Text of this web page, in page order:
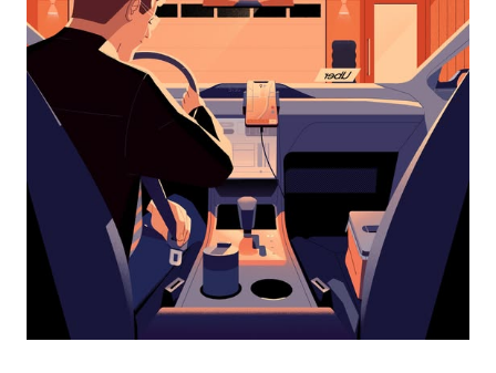
selecionar
uma
data.
Prima
o
botão
o
calendário.